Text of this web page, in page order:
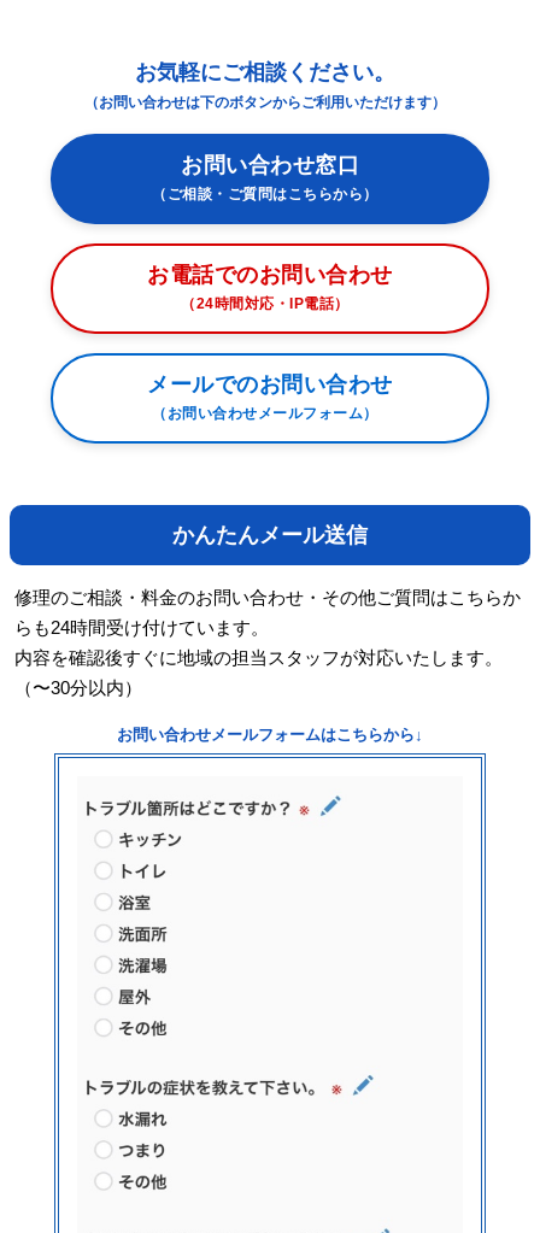
お気軽にご相談ください。
（お問い合わせは下のボタンからご利用いただけます）
お問い合わせ窓口
（ご相談・ご質問はこちらから）
お電話でのお問い合わせ
（24時間対応・IP電話）
メールでのお問い合わせ
（お問い合わせメールフォーム）
かんたんメール送信
修理のご相談・料金のお問い合わせ・その他ご質問はこちらか
らも24時間受け付けています。
内容を確認後すぐに地域の担当スタッフが対応いたします。
（〜30分以内）
お問い合わせメールフォームはこちらから↓